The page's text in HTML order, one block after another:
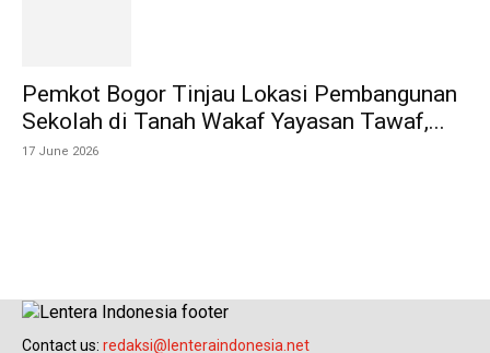
Pemkot Bogor Tinjau Lokasi Pembangunan
Sekolah di Tanah Wakaf Yayasan Tawaf,...
17 June 2026
Contact us: redaksi@lenteraindonesia.net